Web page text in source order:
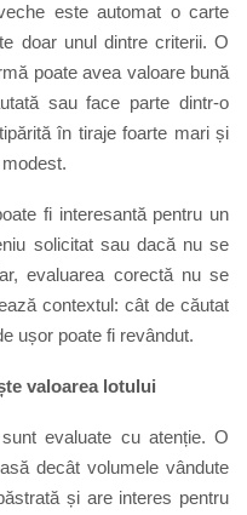
este automat o carte
doar unul dintre criterii. O
poate avea valoare bună
sau face parte dintr-o
în tiraje foarte mari și
fi interesantă pentru un
solicitat sau dacă nu se
evaluarea corectă nu se
contextul: cât de căutat
ușor poate fi revândut.
valoarea lotului
evaluate cu atenție. O
decât volumele vândute
și are interes pentru